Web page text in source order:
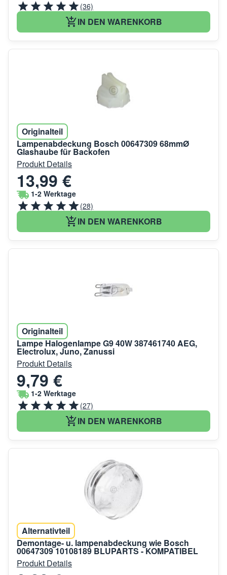
(36)
IN DEN WARENKORB
Originalteil
Lampenabdeckung Bosch 00647309 68mmØ
Glashaube für Backofen
Produkt Details
13,99 €
1-2 Werktage
(28)
IN DEN WARENKORB
Originalteil
Lampe Halogenlampe G9 40W 387461740 AEG,
Electrolux, Juno, Zanussi
Produkt Details
9,79 €
1-2 Werktage
(27)
IN DEN WARENKORB
Alternativteil
Demontage- u. lampenabdeckung wie Bosch
00647309 10108189 BLUPARTS - KOMPATIBEL
Produkt Details